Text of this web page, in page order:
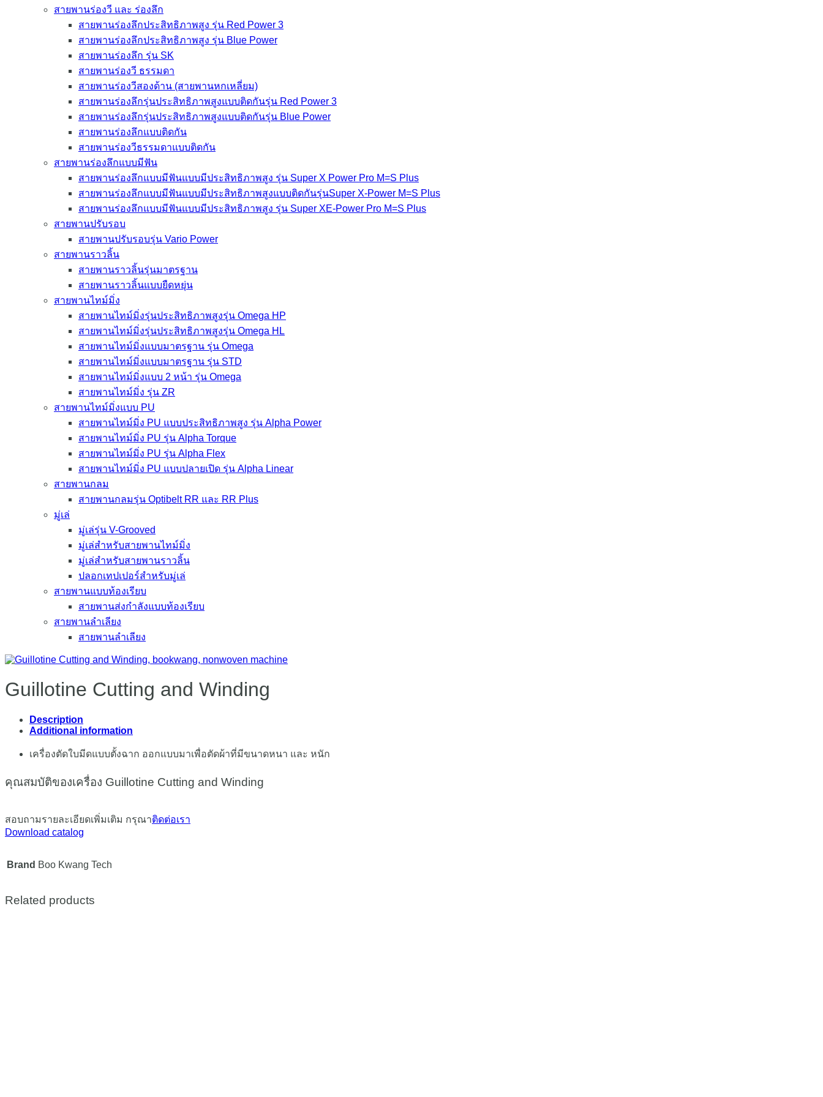
สายพานร่องวี และ ร่องลึก
สายพานร่องลึกประสิทธิภาพสูง รุ่น Red Power 3
สายพานร่องลึกประสิทธิภาพสูง รุ่น Blue Power
สายพานร่องลึก รุ่น SK
สายพานร่องวี ธรรมดา
สายพานร่องวีสองด้าน (สายพานหกเหลี่ยม)
สายพานร่องลึกรุ่นประสิทธิภาพสูงแบบติดกันรุ่น Red Power 3
สายพานร่องลึกรุ่นประสิทธิภาพสูงแบบติดกันรุ่น Blue Power
สายพานร่องลึกแบบติดกัน
สายพานร่องวีธรรมดาแบบติดกัน
สายพานร่องลึกแบบมีฟัน
สายพานร่องลึกแบบมีฟันแบบมีประสิทธิภาพสูง รุ่น Super X Power Pro M=S Plus
สายพานร่องลึกแบบมีฟันแบบมีประสิทธิภาพสูงแบบติดกันรุ่นSuper X-Power M=S Plus
สายพานร่องลึกแบบมีฟันแบบมีประสิทธิภาพสูง รุ่น Super XE-Power Pro M=S Plus
สายพานปรับรอบ
สายพานปรับรอบรุ่น Vario Power
สายพานราวลิ้น
สายพานราวลิ้นรุ่นมาตรฐาน
สายพานราวลิ้นแบบยืดหยุ่น
สายพานไทม์มิ่ง
สายพานไทม์มิ่งรุ่นประสิทธิภาพสูงรุ่น Omega HP
สายพานไทม์มิ่งรุ่นประสิทธิภาพสูงรุ่น Omega HL
สายพานไทม์มิ่งแบบมาตรฐาน รุ่น Omega
สายพานไทม์มิ่งแบบมาตรฐาน รุ่น STD
สายพานไทม์มิ่งแบบ 2 หน้า รุ่น Omega
สายพานไทม์มิ่ง รุ่น ZR
สายพานไทม์มิ่งแบบ PU
สายพานไทม์มิ่ง PU แบบประสิทธิภาพสูง รุ่น Alpha Power
สายพานไทม์มิ่ง PU รุ่น Alpha Torque
สายพานไทม์มิ่ง PU รุ่น Alpha Flex
สายพานไทม์มิ่ง PU แบบปลายเปิด รุ่น Alpha Linear
สายพานกลม
สายพานกลมรุ่น Optibelt RR และ RR Plus
มู่เล่
มู่เล่รุ่น V-Grooved
มู่เล่สำหรับสายพานไทม์มิ่ง
มู่เล่สำหรับสายพานราวลิ้น
ปลอกเทปเปอร์สำหรับมู่เล่
สายพานแบบท้องเรียบ
สายพานส่งกำลังแบบท้องเรียบ
สายพานลำเลียง
สายพานลำเลียง
Guillotine Cutting and Winding
Description
Additional information
เครื่องตัดใบมีดแบบตั้งฉาก ออกแบบมาเพื่อตัดผ้าที่มีขนาดหนา และ หนัก
คุณสมบัติของเครื่อง Guillotine Cutting and Winding
สอบถามรายละเอียดเพิ่มเติม กรุณาติดต่อเรา
Download catalog
Brand Boo Kwang Tech
Related products